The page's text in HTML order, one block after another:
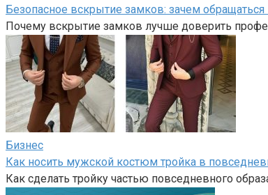
Безопасное вскрытие замков: зачем
Почему вскрытие замков лучше доверить
Бизнес
Как носить мужской костюм тройка в
Как сделать тройку частью повседневного